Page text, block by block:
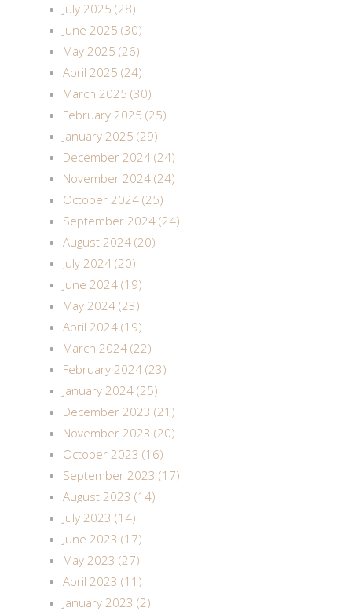
July 2025 (28)
June 2025 (30)
May 2025 (26)
April 2025 (24)
March 2025 (30)
February 2025 (25)
January 2025 (29)
December 2024 (24)
November 2024 (24)
October 2024 (25)
September 2024 (24)
August 2024 (20)
July 2024 (20)
June 2024 (19)
May 2024 (23)
April 2024 (19)
March 2024 (22)
February 2024 (23)
January 2024 (25)
December 2023 (21)
November 2023 (20)
October 2023 (16)
September 2023 (17)
August 2023 (14)
July 2023 (14)
June 2023 (17)
May 2023 (27)
April 2023 (11)
January 2023 (2)